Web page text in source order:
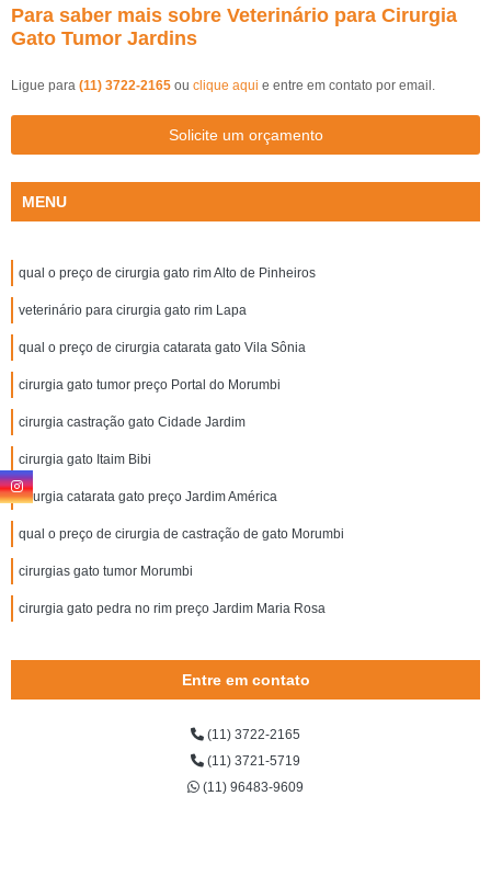
Para saber mais sobre Veterinário para Cirurgia
Gato Tumor Jardins
Ligue para (11) 3722-2165 ou clique aqui e entre em contato por email.
Solicite um orçamento
MENU
qual o preço de cirurgia gato rim Alto de Pinheiros
veterinário para cirurgia gato rim Lapa
qual o preço de cirurgia catarata gato Vila Sônia
cirurgia gato tumor preço Portal do Morumbi
cirurgia castração gato Cidade Jardim
cirurgia gato Itaim Bibi
cirurgia catarata gato preço Jardim América
qual o preço de cirurgia de castração de gato Morumbi
cirurgias gato tumor Morumbi
cirurgia gato pedra no rim preço Jardim Maria Rosa
Entre em contato
(11) 3722-2165
(11) 3721-5719
(11) 96483-9609